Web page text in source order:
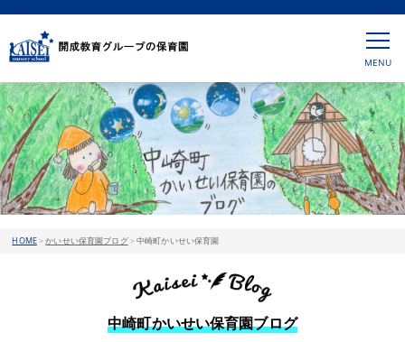
HOME>かいせい保育園ブログ>中崎町かいせい保育園
中崎町かいせい保育園ブログ